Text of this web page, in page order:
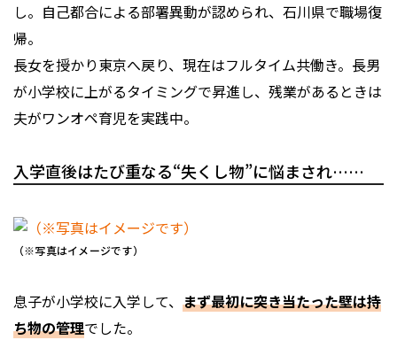
し。自己都合による部署異動が認められ、石川県で職場復
帰。
長女を授かり東京へ戻り、現在はフルタイム共働き。長男
が小学校に上がるタイミングで昇進し、残業があるときは
夫がワンオペ育児を実践中。
入学直後はたび重なる“失くし物”に悩まされ……
（※写真はイメージです）
息子が小学校に入学して、 まず最初に突き当たった壁は持
ち物の管理でした。